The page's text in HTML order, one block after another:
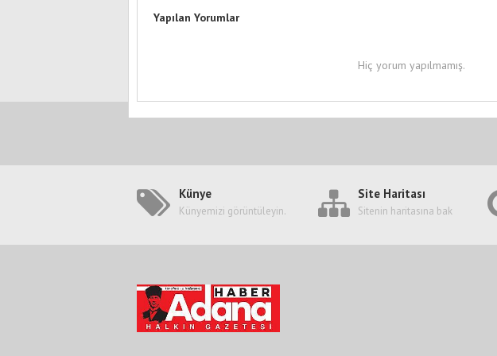
Yapılan Yorumlar
Hiç yorum yapılmamış.
Künye
Künyemizi görüntüleyin.
Site Haritası
Sitenin haritasına bak